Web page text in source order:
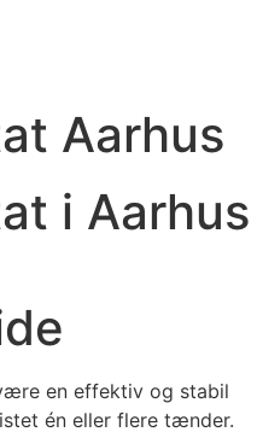
Aarhus
i Aarhus
en effektiv og stabil
én eller flere tænder.